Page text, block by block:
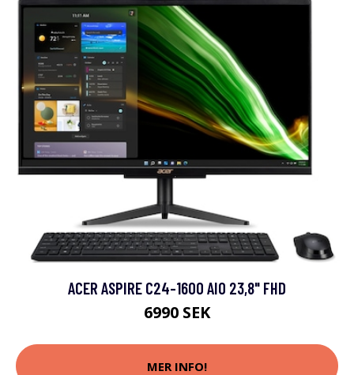
ACER ASPIRE C24-1600 AIO 23,8" FHD
6990 SEK
MER INFO!